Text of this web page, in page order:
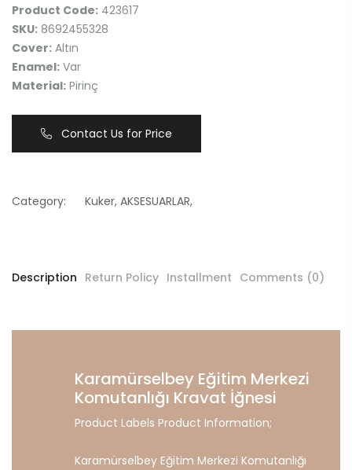
Product Code: 423617
SKU: 8692455328
Cover: Altın
Enamel: Var
Material: Pirinç
Contact Us for Price
Category: Kuker, AKSESUARLAR,
Description Return Policy Installment Comments (0)
Karamürselbey Eğitim Merkezi
Komutanlığı Kravat İğnesi
Product Labels Product Information;
Karamürselbey Eğitim Merkezi Komutanlığı